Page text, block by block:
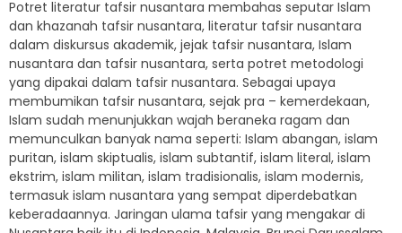
Potret literatur tafsir nusantara membahas seputar Islam
dan khazanah tafsir nusantara, literatur tafsir nusantara
dalam diskursus akademik, jejak tafsir nusantara, Islam
nusantara dan tafsir nusantara, serta potret metodologi
yang dipakai dalam tafsir nusantara. Sebagai upaya
membumikan tafsir nusantara, sejak pra – kemerdekaan,
Islam sudah menunjukkan wajah beraneka ragam dan
memunculkan banyak nama seperti: Islam abangan, islam
puritan, islam skiptualis, islam subtantif, islam literal, islam
ekstrim, islam militan, islam tradisionalis, islam modernis,
termasuk islam nusantara yang sempat diperdebatkan
keberadaannya. Jaringan ulama tafsir yang mengakar di